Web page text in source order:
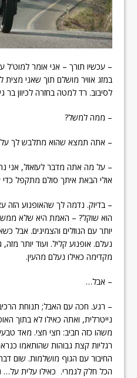
– עכשיו תורך – אני אומר למוט'ל
במזג אוויר מושלם תוך שאני
לסיבוב. רד למטה בחזרה לכיוון בר
– ממה למשל?
– אתה תמצא שהוא מתלבש לך על
– על מה אתה מדבר לעזאזל, אני
אולי הבאת איתך סולם מתקפל
– בדיוק. נדמה לך שהאופנוע הזה
יותר עם הנוזלים והצמיגים. אבל
נעלם. אופנוע קליל. ועוד יותר
מקדימה כאילו נעלם מהעין.
– אבל…
– רגע. חכה עם האבל; תנוחת
נייטרלית, ואתה כאילו לא בתוך
משהו כזה חביב: חצי חצי. מאד
רגליות קצת גבוהות שהותאמו
החיבור עם הגוף מושלמות. שום
הכל חלק לגמרי. כאילו עלית על…